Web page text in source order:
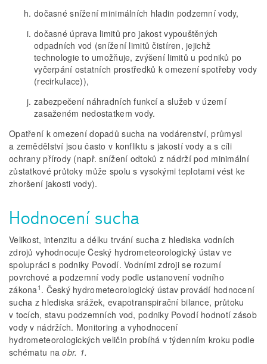
dočasné snížení minimálních hladin podzemní vody,
dočasné úprava limitů pro jakost vypouštěných
odpadních vod (snížení limitů čistíren, jejichž
technologie to umožňuje, zvýšení limitů u podniků po
vyčerpání ostatních prostředků k omezení spotřeby vody
(recirkulace)),
zabezpečení náhradních funkcí a služeb v území
zasaženém nedostatkem vody.
Opatření k omezení dopadů sucha na vodárenství, průmysl
a zemědělství jsou často v konfliktu s jakostí vody a s cíli
ochrany přírody (např. snížení odtoků z nádrží pod minimální
zůstatkové průtoky může spolu s vysokými teplotami vést ke
zhoršení jakosti vody).
Hodnocení sucha
Velikost, intenzitu a délku trvání sucha z hlediska vodních
zdrojů vyhodnocuje Český hydrometeorologický ústav ve
spolupráci s podniky Povodí. Vodními zdroji se rozumí
povrchové a podzemní vody podle ustanovení vodního
zákona1 . Český hydrometeorologický ústav provádí hodnocení
sucha z hlediska srážek, evapotranspirační bilance, průtoku
v tocích, stavu podzemních vod, podniky Povodí hodnotí zásob
vody v nádržích. Monitoring a vyhodnocení
hydrometeorologických veličin probíhá v týdenním kroku podle
schématu naobr. 1.